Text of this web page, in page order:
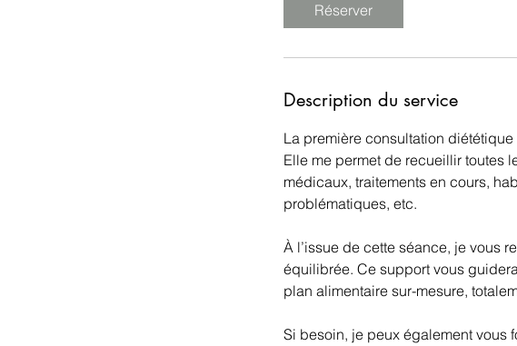
i
Réserver
Description du service
La première consultation
Elle me permet de recueillir toutes
médicaux, traitements en cours,
problématiques, etc.
À l’issue de cette séance, je vous
équilibrée. Ce support vous
plan alimentaire sur-mesure,
Si besoin, je peux également vous